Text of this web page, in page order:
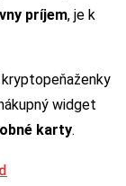
príjem, je k
widget
karty.